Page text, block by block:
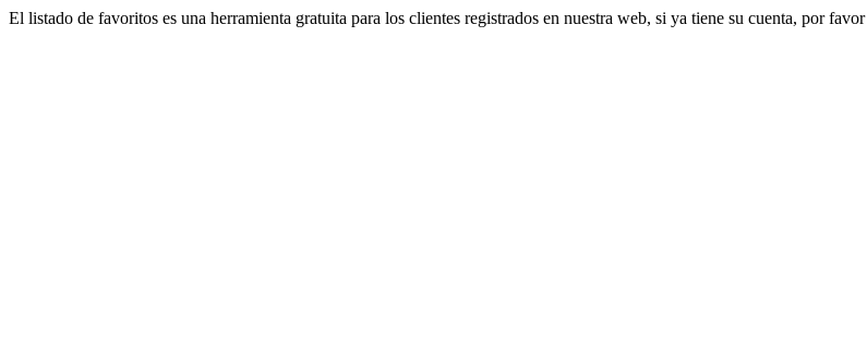
El listado de favoritos es una herramienta gratuita para los clientes registrados en nuestra web, si ya tiene su cuenta, por favor